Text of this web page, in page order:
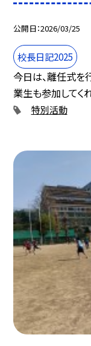
公開日 2026/03/25
校長日記2025
今日は、離任式を
業生も参加してく
特別活動